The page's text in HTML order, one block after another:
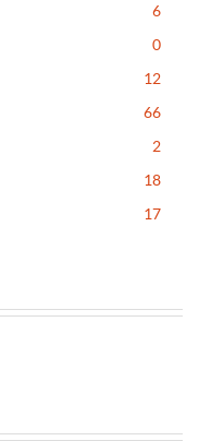
6
0
12
66
2
18
17